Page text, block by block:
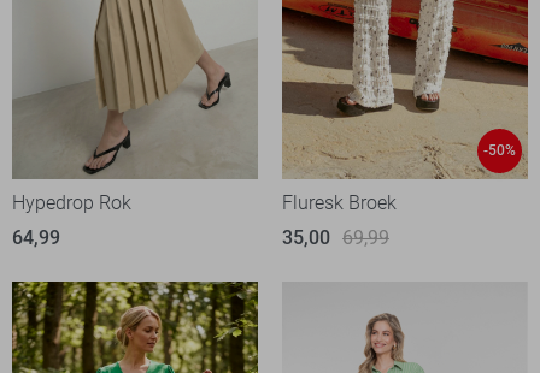
Hypedrop Rok
64,99
-50%
Fluresk Broek
35,00 69,99